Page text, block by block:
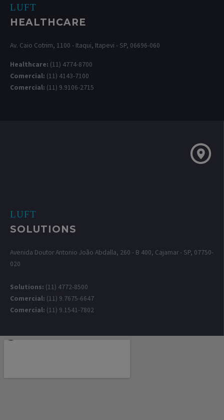
LUFT
HEALTHCARE
Av. Caio Cotrim, 1100 - Itaqui, Itapevi - SP, 06696-060
Healthcare: (11) 4774-8700
Comercial: (11) 4143-7100
Comercial: (11) 9.9106-2715
LUFT
SOLUTIONS
Avenida Doutor Antonio João Abdalla, 260 - B 400, Cajamar - SP, 07750-
020
Solutions: (11) 4772-8500
Comercial: (11) 9.7675-6647
Comercial: (11) 9.1541-7802